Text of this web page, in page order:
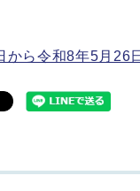
ら令和8年5月26